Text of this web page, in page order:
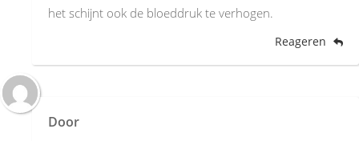
het schijnt ook de bloeddruk te verhogen.
Reageren
Door